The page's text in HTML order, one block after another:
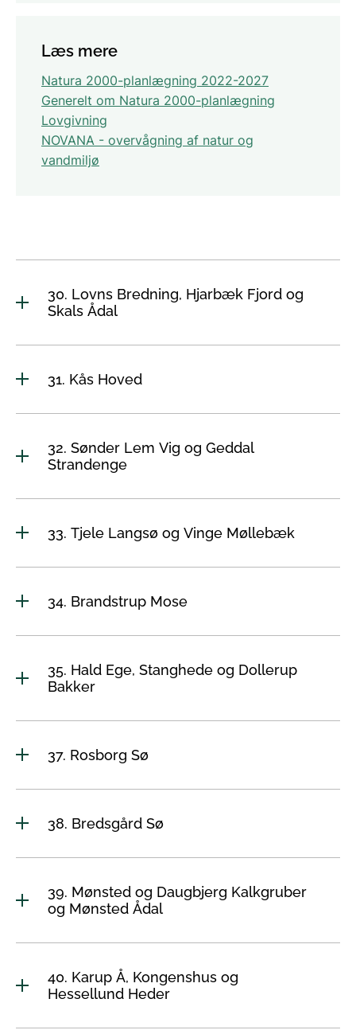
Læs mere
Natura 2000-planlægning 2022-2027
Generelt om Natura 2000-planlægning
Lovgivning
NOVANA - overvågning af natur og
vandmiljø
30. Lovns Bredning, Hjarbæk Fjord og
Skals Ådal
31. Kås Hoved
32. Sønder Lem Vig og Geddal
Strandenge
33. Tjele Langsø og Vinge Møllebæk
34. Brandstrup Mose
35. Hald Ege, Stanghede og Dollerup
Bakker
37. Rosborg Sø
38. Bredsgård Sø
39. Mønsted og Daugbjerg Kalkgruber
og Mønsted Ådal
40. Karup Å, Kongenshus og
Hessellund Heder